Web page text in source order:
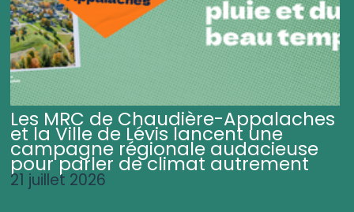
Les MRC de Chaudière-Appalaches
et la Ville de Lévis lancent une
campagne régionale audacieuse
pour parler de climat autrement
21 juillet 2026